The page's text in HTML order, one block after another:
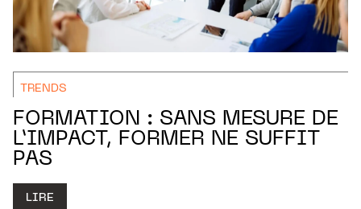
TRENDS
FORMATION : SANS MESURE DE
L’IMPACT, FORMER NE SUFFIT
PAS
LIRE